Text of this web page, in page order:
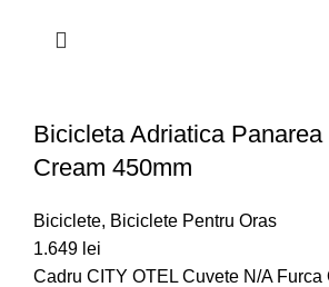
Bicicleta Adriatica Panarea
Cream 450mm
Biciclete, Biciclete Pentru Oras
1.649 lei
Cadru CITY OTEL Cuvete N/A Furca